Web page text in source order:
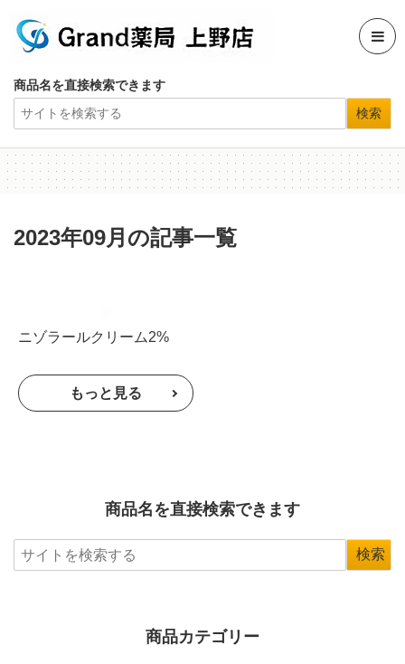
商品名を直接検索できます
2023年09月の記事一覧
ニゾラールクリーム2%
商品名を直接検索できます
商品カテゴリー